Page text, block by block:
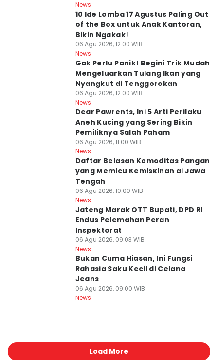
News
10 Ide Lomba 17 Agustus Paling Out
of the Box untuk Anak Kantoran,
Bikin Ngakak!
06 Agu 2026, 12:00 WIB
News
Gak Perlu Panik! Begini Trik Mudah
Mengeluarkan Tulang Ikan yang
Nyangkut di Tenggorokan
06 Agu 2026, 12:00 WIB
News
Dear Pawrents, Ini 5 Arti Perilaku
Aneh Kucing yang Sering Bikin
Pemiliknya Salah Paham
06 Agu 2026, 11:00 WIB
News
Daftar Belasan Komoditas Pangan
yang Memicu Kemiskinan di Jawa
Tengah
06 Agu 2026, 10:00 WIB
News
Jateng Marak OTT Bupati, DPD RI
Endus Pelemahan Peran
Inspektorat
06 Agu 2026, 09:03 WIB
News
Bukan Cuma Hiasan, Ini Fungsi
Rahasia Saku Kecil di Celana
Jeans
06 Agu 2026, 09:00 WIB
News
Load More